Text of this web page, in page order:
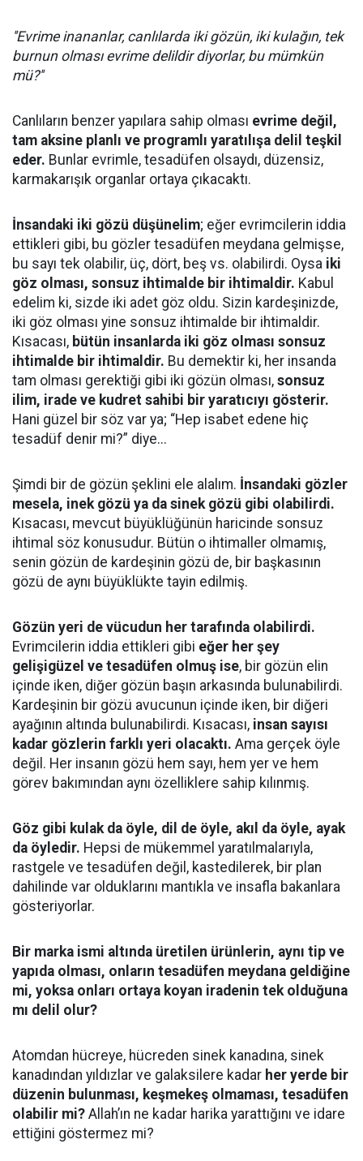
''Evrime inananlar, canlılarda iki gözün, iki kulağın, tek
burnun olması evrime delildir diyorlar, bu mümkün
mü?''
Canlıların benzer yapılara sahip olması evrime değil,
tam aksine planlı ve programlı yaratılışa delil teşkil
eder. Bunlar evrimle, tesadüfen olsaydı, düzensiz,
karmakarışık organlar ortaya çıkacaktı.
İnsandaki iki gözü düşünelim; eğer evrimcilerin iddia
ettikleri gibi, bu gözler tesadüfen meydana gelmişse,
bu sayı tek olabilir, üç, dört, beş vs. olabilirdi. Oysa iki
göz olması, sonsuz ihtimalde bir ihtimaldir. Kabul
edelim ki, sizde iki adet göz oldu. Sizin kardeşinizde,
iki göz olması yine sonsuz ihtimalde bir ihtimaldir.
Kısacası, bütün insanlarda iki göz olması sonsuz
ihtimalde bir ihtimaldir. Bu demektir ki, her insanda
tam olması gerektiği gibi iki gözün olması, sonsuz
ilim, irade ve kudret sahibi bir yaratıcıyı gösterir.
Hani güzel bir söz var ya; “Hep isabet edene hiç
tesadüf denir mi?” diye...
Şimdi bir de gözün şeklini ele alalım. İnsandaki gözler
mesela, inek gözü ya da sinek gözü gibi olabilirdi.
Kısacası, mevcut büyüklüğünün haricinde sonsuz
ihtimal söz konusudur. Bütün o ihtimaller olmamış,
senin gözün de kardeşinin gözü de, bir başkasının
gözü de aynı büyüklükte tayin edilmiş.
Gözün yeri de vücudun her tarafında olabilirdi.
Evrimcilerin iddia ettikleri gibi eğer her şey
gelişigüzel ve tesadüfen olmuş ise, bir gözün elin
içinde iken, diğer gözün başın arkasında bulunabilirdi.
Kardeşinin bir gözü avucunun içinde iken, bir diğeri
ayağının altında bulunabilirdi. Kısacası, insan sayısı
kadar gözlerin farklı yeri olacaktı. Ama gerçek öyle
değil. Her insanın gözü hem sayı, hem yer ve hem
görev bakımından aynı özelliklere sahip kılınmış.
Göz gibi kulak da öyle, dil de öyle, akıl da öyle, ayak
da öyledir. Hepsi de mükemmel yaratılmalarıyla,
rastgele ve tesadüfen değil, kastedilerek, bir plan
dahilinde var olduklarını mantıkla ve insafla bakanlara
gösteriyorlar.
Bir marka ismi altında üretilen ürünlerin, aynı tip ve
yapıda olması, onların tesadüfen meydana geldiğine
mi, yoksa onları ortaya koyan iradenin tek olduğuna
mı delil olur?
Atomdan hücreye, hücreden sinek kanadına, sinek
kanadından yıldızlar ve galaksilere kadar her yerde bir
düzenin bulunması, keşmekeş olmaması, tesadüfen
olabilir mi? Allah’ın ne kadar harika yarattığını ve idare
ettiğini göstermez mi?